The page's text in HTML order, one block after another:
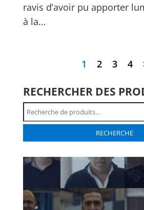
ravis d’avoir pu apporter
à la...
1 2 3 4
RECHERCHER DES
Recherche
pour :
RECHERCHE